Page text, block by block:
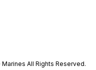
All Rights Reserved.